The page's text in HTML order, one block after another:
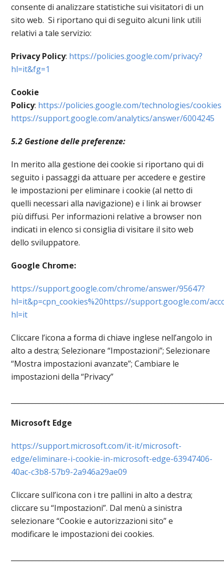
consente di analizzare statistiche sui visitatori di un
sito web. Si riportano qui di seguito alcuni link utili
relativi a tale servizio:
Privacy Policy: https://policies.google.com/privacy?
hl=it&fg=1
Cookie
Policy: https://policies.google.com/technologies/cookies
https://support.google.com/analytics/answer/6004245
5.2 Gestione delle preferenze:
In merito alla gestione dei cookie si riportano qui di
seguito i passaggi da attuare per accedere e gestire
le impostazioni per eliminare i cookie (al netto di
quelli necessari alla navigazione) e i link ai browser
più diffusi. Per informazioni relative a browser non
indicati in elenco si consiglia di visitare il sito web
dello sviluppatore.
Google Chrome:
https://support.google.com/chrome/answer/95647?
hl=it&p=cpn_cookies%20https://support.google.com/
hl=it
Cliccare l’icona a forma di chiave inglese nell’angolo in
alto a destra; Selezionare “Impostazioni”; Selezionare
“Mostra impostazioni avanzate”; Cambiare le
impostazioni della “Privacy”
Microsoft Edge
https://support.microsoft.com/it-it/microsoft-
edge/eliminare-i-cookie-in-microsoft-edge-63947406-
40ac-c3b8-57b9-2a946a29ae09
Cliccare sull’icona con i tre pallini in alto a destra;
cliccare su “Impostazioni”. Dal menù a sinistra
selezionare “Cookie e autorizzazioni sito” e
modificare le impostazioni dei cookies.